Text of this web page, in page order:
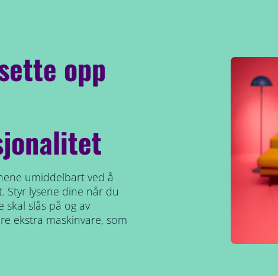
opp
umiddelbart ved å
Styr lysene dine når du
skal slås på og av
ekstra maskinvare, som